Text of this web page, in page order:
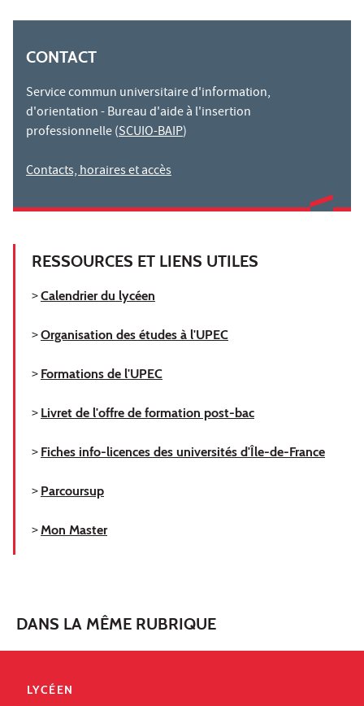
CONTACT
Service commun universitaire d'information,
d'orientation - Bureau d'aide à l'insertion
professionnelle (SCUIO-BAIP)
Contacts, horaires et accès
RESSOURCES ET LIENS UTILES
>Calendrier du lycéen
>Organisation des études à l'UPEC
> Formations de l'UPEC
> Livret de l'offre de formation post-bac
> Fiches info-licences des universités d'Île-de-France
> Parcoursup
> Mon Master
DANS LA MÊME RUBRIQUE
LYCÉEN